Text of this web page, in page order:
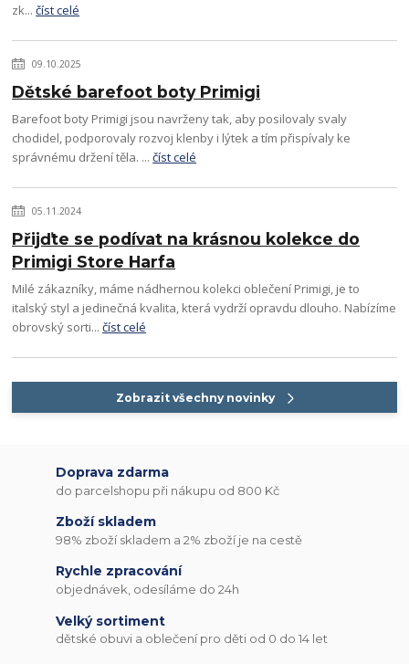
zk...číst celé
09.10.2025
Dětské barefoot boty Primigi
Barefoot boty Primigi jsou navrženy tak, aby posilovaly svaly
chodidel, podporovaly rozvoj klenby i lýtek a tím přispívaly ke
správnému držení těla. ...číst celé
05.11.2024
Přijďte se podívat na krásnou kolekce do
Primigi Store Harfa
Milé zákazníky, máme nádhernou kolekci oblečení Primigi, je to
italský styl a jedinečná kvalita, která vydrží opravdu dlouho. Nabízíme
obrovský sorti...číst celé
Zobrazit všechny novinky
Doprava zdarma
do parcelshopu při nákupu od 800 Kč
Zboží skladem
98% zboží skladem a 2% zboží je na cestě
Rychle zpracování
objednávek, odesíláme do 24h
Velký sortiment
dětské obuvi a oblečení pro děti od 0 do 14 let